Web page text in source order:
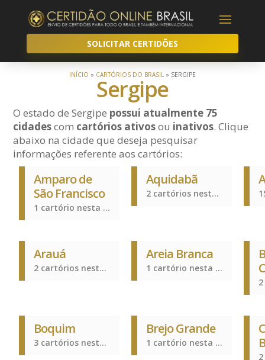
SOLICITAR CERTIDÕES
INÍCIO » CARTÓRIOS DO BRASIL » SERGIPE
Sergipe
O estado de Sergipe possui atualmente 75
cidadescom cartórios ativosou inativos. Clique
abaixo na cidade que deseja pesquisar
informações referente aos cartórios:
Amparo de
São Francisco
1 cartório nesta cidade
Aquidabã
2 cartórios nesta cidade
Arauá
2 cartórios nesta cidade
Areia Branca
1 cartório nesta cidade
Boquim
3 cartórios nesta cidade
Brejo Grande
1 cartório nesta cidade